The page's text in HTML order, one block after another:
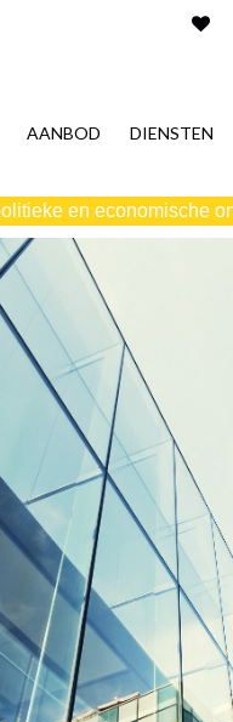
AANBOD DIENSTEN
en economische